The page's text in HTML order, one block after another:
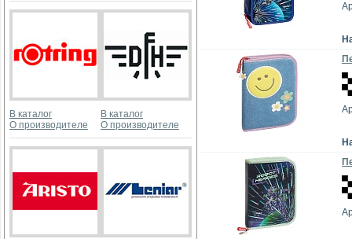
В каталог
О производителе
В каталог
О производителе